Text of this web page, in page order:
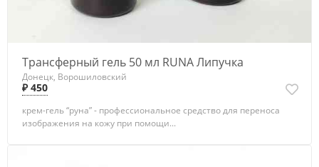
Трансферный гель 50 мл RUNA Липучка
Донецк, Ворошиловский
₽ 450
крем-гель “руна” - профессиональное средство для переноса
изображения на кожу при помощи...